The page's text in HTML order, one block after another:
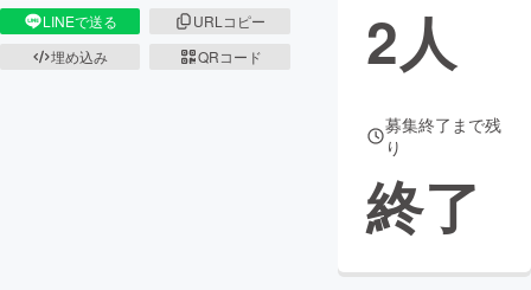
LINEで送る
URLコピー
埋め込み
QRコード
2人
募集終了まで残
り
終了